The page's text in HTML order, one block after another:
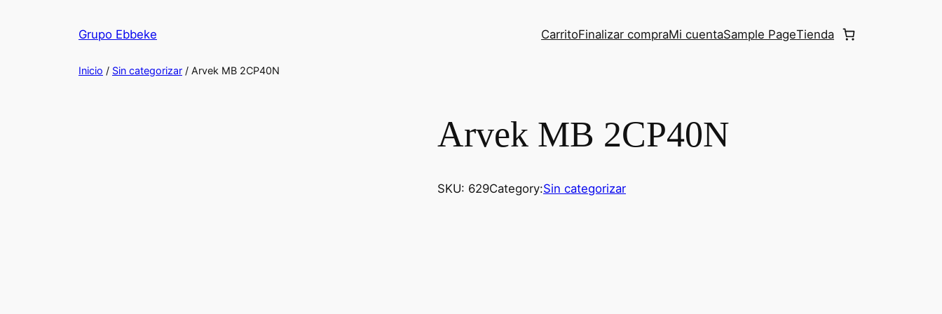
Grupo Ebbeke CarritoFinalizar compraMi cuentaSample PageTienda
Inicio / Sin categorizar / Arvek MB 2CP40N
Arvek MB 2CP40N
SKU: 629Category:Sin categorizar